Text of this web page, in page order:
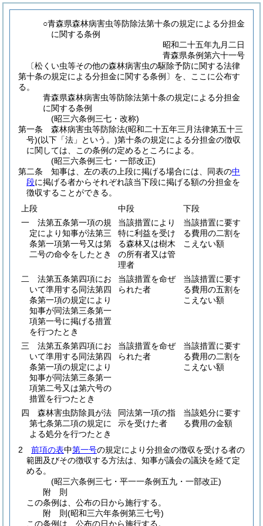
○青森県森林病害虫等防除法第十条の規定による分担金
に関する条例
昭和二十五年九月二日
青森県条例第六十一号
〔松くい虫等その他の森林病害虫の駆除予防に関する法律
第十条の規定による分担金に関する条例〕を、ここに公布す
る。
青森県森林病害虫等防除法第十条の規定による分担金
に関する条例
(昭三六条例三七・改称)
第一条
森林病害虫等防除法(昭和二十五年三月法律第五十三
号)(以下「法」という。)第十条の規定による分担金の徴収
に関しては、この条例の定めるところによる。
(昭三六条例三七・一部改正)
第二条
知事は、左の表の上段に掲げる場合には、同表の中
段に掲げる者からそれぞれ該当下段に掲げる額の分担金を
徴収することができる。
上段
中段
下段
一 法第五条第一項の規
定により知事が法第三
条第一項第一号又は第
二号の命令をしたとき
当該措置により
特に利益を受け
る森林又は樹木
の所有者又は管
理者
当該措置に要す
る費用の二割を
こえない額
二 法第五条第四項にお
いて準用する同法第四
条第一項の規定により
知事が同法第三条第一
項第一号に掲げる措置
を行つたとき
当該措置を命ぜ
られた者
当該措置に要す
る費用の五割を
こえない額
三 法第五条第四項にお
いて準用する同法第四
条第一項の規定により
知事が同法第三条第一
項第二号又は第六号の
措置を行つたとき
当該措置を命ぜ
られた者
当該措置に要す
る費用の二割を
こえない額
四 森林害虫防除員が法
第七条第二項の規定に
よる処分を行つたとき
同法第一項の指
示を受けた者
当該処分に要す
る費用の金額
2 前項の表中第一号の規定により分担金の徴収を受ける者の
範囲及びその徴収する方法は、知事が議会の議決を経て定
める。
(昭三六条例三七・平一一条例五九・一部改正)
附 則
この条例は、公布の日から施行する。
附 則(昭和三六年条例第三七号)
この条例は、公布の日から施行する。